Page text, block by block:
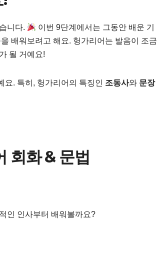
니다.
이번 9단계에서는 그동안 배운 기
배워보려고 해요. 헝가리어는 발음이 조금
될 거예요!
요. 특히, 헝가리어의 특징인 조동사와 문장
회화 & 문법
인 인사부터 배워볼까요?